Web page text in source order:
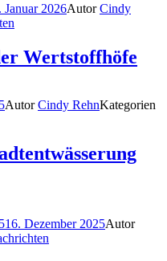
Januar 2026AutorCindy
Wertstoffhöfe
AutorCindy RehnKategorien
16. Dezember 2025Autor